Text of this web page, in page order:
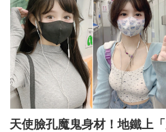
天使臉孔魔鬼身材！地鐵上「